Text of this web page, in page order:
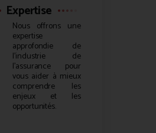
Expertise
Nous offrons une
expertise
approfondie de
l’industrie de
l’assurance pour
vous aider à mieux
comprendre les
enjeux et les
opportunités.